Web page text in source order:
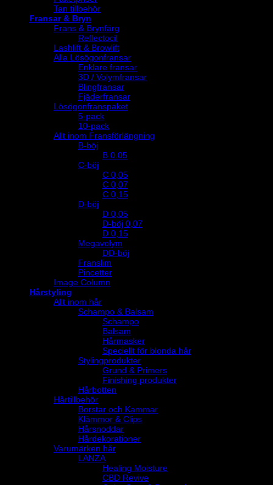
Tan tillbehör
Fransar & Bryn
Frans & Brynfärg
Reflectocil
Lashlift & Browlift
Alla Lösögonfransar
Enklare fransar
3D / Volymfransar
Blingfransar
Fjäderfransar
Lösögonfranspaket
5-pack
10-pack
Allt inom Fransförlängning
B-böj
B 0.05
C-böj
C 0,05
C 0,07
C 0,15
D-böj
D 0,05
D-böj 0,07
D 0,15
Megavolym
DD-böj
Franslim
Pincetter
Image Column
Hårstyling
Allt inom hår
Schampo & Balsam
Schampo
Balsam
Hårmasker
Speciellt för blonda hår
Stylingprodukter
Grund & Primers
Finishing produkter
Hårbotten
Hårtillbehör
Borstar och Kammar
Klämmor & Clips
Hårsnoddar
Hårdekorationer
Varumärken hår
LANZA
Healing Moisture
CBD Revive